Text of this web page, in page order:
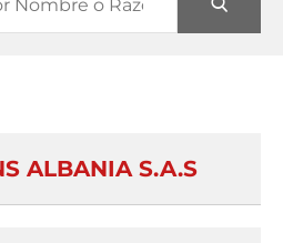
ALBANIA S.A.S